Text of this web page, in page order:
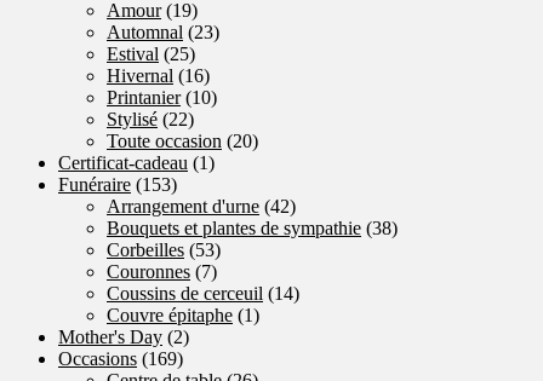
Amour (19)
Automnal (23)
Estival (25)
Hivernal (16)
Printanier (10)
Stylisé (22)
Toute occasion (20)
Certificat-cadeau (1)
Funéraire (153)
Arrangement d'urne (42)
Bouquets et plantes de sympathie (38)
Corbeilles (53)
Couronnes (7)
Coussins de cerceuil (14)
Couvre épitaphe (1)
Mother's Day (2)
Occasions (169)